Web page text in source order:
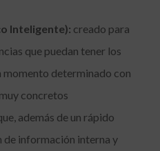
Inteligente): creado para
que puedan tener los
momento determinado con
concretos
además de un rápido
de información interna y